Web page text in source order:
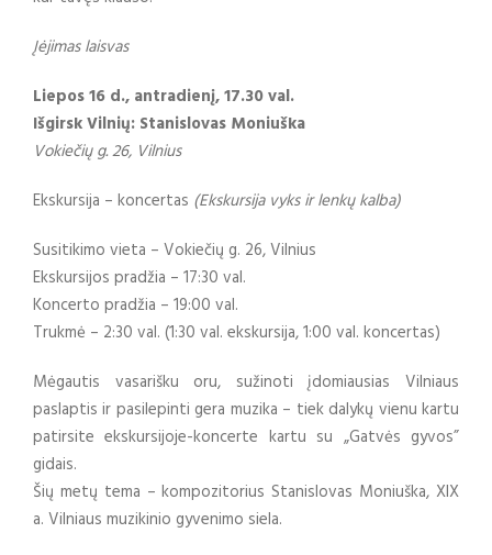
Įėjimas laisvas
Liepos 16 d., antradienį, 17.30 val.
Išgirsk Vilnių: Stanislovas Moniuška
Vokiečių g. 26, Vilnius
Ekskursija – koncertas (Ekskursija vyks ir lenkų kalba)
Susitikimo vieta – Vokiečių g. 26, Vilnius
Ekskursijos pradžia – 17:30 val.
Koncerto pradžia – 19:00 val.
Trukmė – 2:30 val. (1:30 val. ekskursija, 1:00 val. koncertas)
Mėgautis vasarišku oru, sužinoti įdomiausias Vilniaus
paslaptis ir pasilepinti gera muzika – tiek dalykų vienu kartu
patirsite ekskursijoje-koncerte kartu su „Gatvės gyvos”
gidais.
Šių metų tema – kompozitorius Stanislovas Moniuška, XIX
a. Vilniaus muzikinio gyvenimo siela.